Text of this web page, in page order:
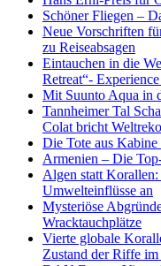
Schöner Fliegen –
Neue Vorschriften
zu Reiseabsagen
Eintauchen in die
Retreat“-
Mit Suunto Aqua in
Tannheimer Tal
Colat bricht
Die Tote aus Kabine
Armenien – Die
Algen statt
Umwelteinflüsse an
Mysteriöse
Wracktauchplätze
Vierte globale
Zustand der Riffe